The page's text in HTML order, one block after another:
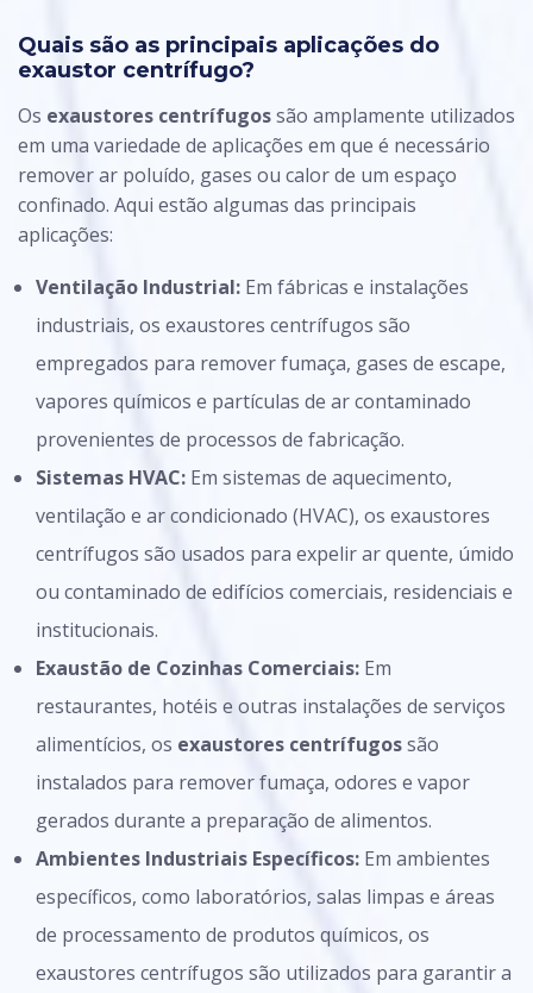
Quais são as principais aplicações do
exaustor centrífugo?
Os exaustores centrífugossão amplamente utilizados
em uma variedade de aplicações em que é necessário
remover ar poluído, gases ou calor de um espaço
confinado. Aqui estão algumas das principais
aplicações:
Ventilação Industrial: Em fábricas e instalações
industriais, os exaustores centrífugos são
empregados para remover fumaça, gases de escape,
vapores químicos e partículas de ar contaminado
provenientes de processos de fabricação.
Sistemas HVAC: Em sistemas de aquecimento,
ventilação e ar condicionado (HVAC), os exaustores
centrífugos são usados para expelir ar quente, úmido
ou contaminado de edifícios comerciais, residenciais e
institucionais.
Exaustão de Cozinhas Comerciais: Em
restaurantes, hotéis e outras instalações de serviços
alimentícios, os exaustores centrífugossão
instalados para remover fumaça, odores e vapor
gerados durante a preparação de alimentos.
Ambientes Industriais Específicos: Em ambientes
específicos, como laboratórios, salas limpas e áreas
de processamento de produtos químicos, os
exaustores centrífugos são utilizados para garantir a